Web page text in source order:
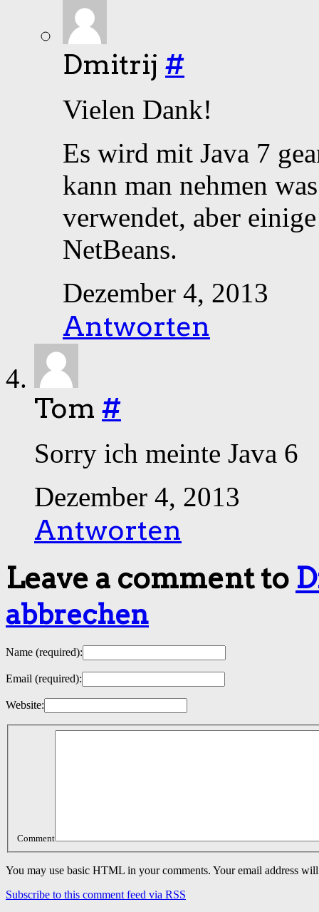
Dmitrij #
Vielen Dank!
Es wird mit Java 7
kann man nehmen
verwendet, aber
NetBeans.
Dezember 4, 2013
Antworten
Tom #
Sorry ich meinte Java 6
Dezember 4, 2013
Antworten
Leave a comment to
abbrechen
Name (required):
Email (required):
Website:
Comment
You may use basic HTML in your comments. Your email address
Subscribe to this comment feed via RSS